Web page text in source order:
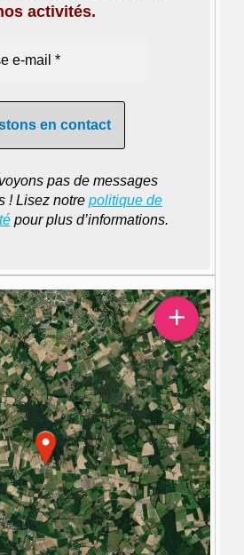
activités.
pas de messages
! Lisez notre politique de
pour plus d’informations.
+